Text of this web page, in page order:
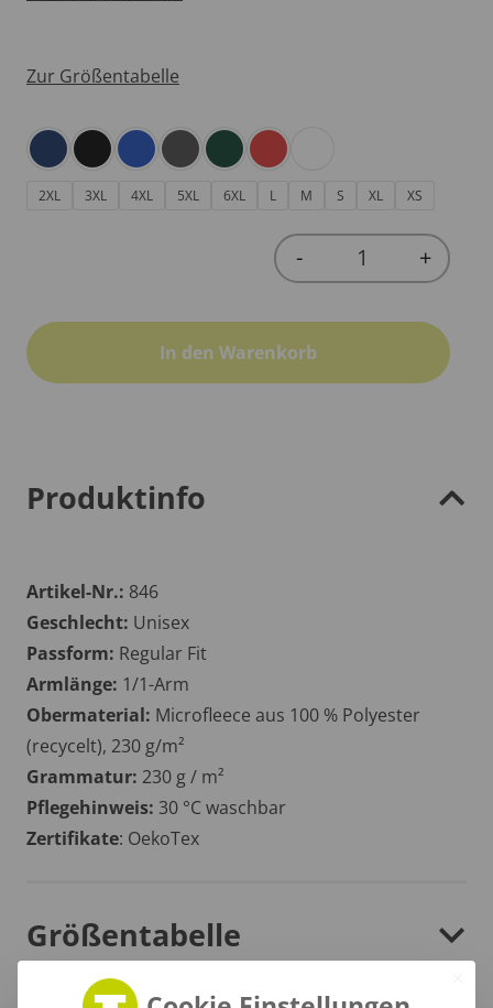
Zur Größentabelle
2XL 3XL 4XL 5XL 6XL L M S XL XS
Quantity
- +
In den Warenkorb
Produktinfo
Artikel-Nr.: 846
Geschlecht: Unisex
Passform: Regular Fit
Armlänge: 1/1-Arm
Obermaterial: Microfleece aus 100 % Polyester
(recycelt), 230 g/m²
Grammatur: 230 g / m²
Pflegehinweis: 30 °C waschbar
Zertifikate: OekoTex
Größentabelle